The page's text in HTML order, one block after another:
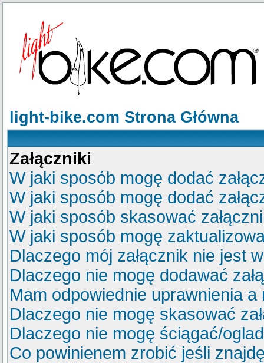
light-bike.com Strona Główna
Załączniki
W jaki sposób mogę dodać
W jaki sposób mogę dodać
W jaki sposób skasować
W jaki sposób mogę
Dlaczego mój załącznik nie jest
Dlaczego nie mogę dodawać
Mam odpowiednie uprawnienia
Dlaczego nie mogę skasować
Dlaczego nie mogę ściągać/
Co powinienem zrobić jeśli